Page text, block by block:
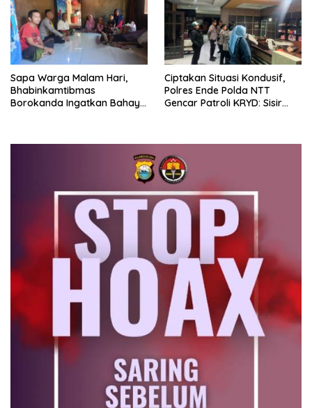
Sapa Warga Malam Hari,
Bhabinkamtibmas
Borokanda Ingatkan Bahaya
Ciptakan Situasi Kondusif,
Polres Ende Polda NTT
Gencar Patroli KRYD: Sisir